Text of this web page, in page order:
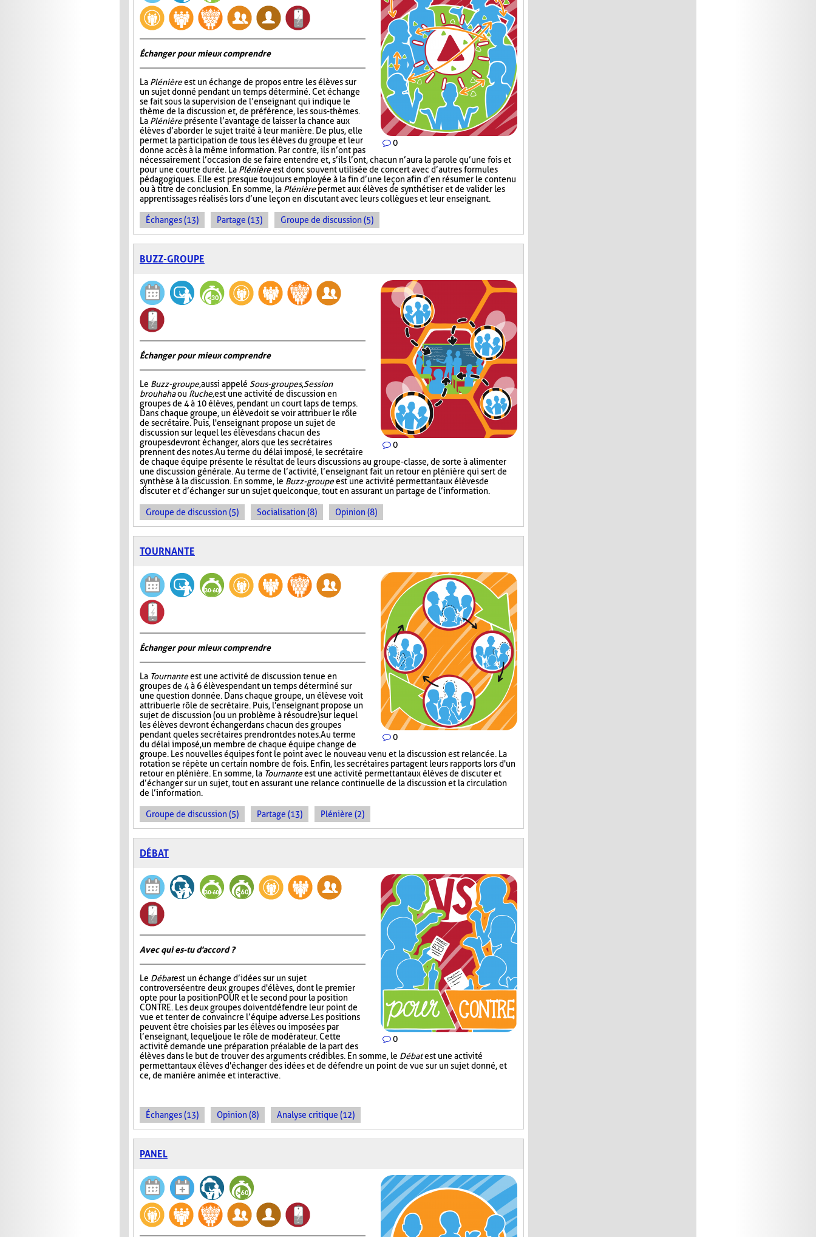
0
Échanger pour mieux comprendre
La Plénièreest un échange de propos entre les élèves sur
un sujet donné pendant un temps déterminé. Cet échange
se fait sous la supervision de l’enseignant qui indique le
thème de la discussion et, de préférence, les sous-thèmes.
La Plénièreprésente l’avantage de laisser la chance aux
élèves d’aborder le sujet traité à leur manière. De plus, elle
permet la participation de tous les élèves du groupe et leur
donne accès à la même information. Par contre, ils n’ont pas
nécessairement l’occasion de se faire entendre et, s’ils l’ont, chacun n’aura la parole qu’une fois et
pour une courte durée. La Plénièreest donc souvent utilisée de concert avec d’autres formules
pédagogiques. Elle est presque toujours employée à la fin d’une leçon afin d’en résumer le contenu
ou à titre de conclusion. En somme, la Plénièrepermet aux élèves de synthétiser et de valider les
apprentissages réalisés lors d’une leçon en discutant avec leurs collègues et leur enseignant.
Échanges (13) Partage (13) Groupe de discussion (5)
BUZZ-GROUPE
0
Échanger pour mieux comprendre
Le Buzz-groupe,aussi appelé Sous-groupes,Session
brouhahaou Ruche,est une activité de discussion en
groupes de 4 à 10 élèves, pendant un court laps de temps.
Dans chaque groupe, un élève doit se voir attribuer le rôle
de secrétaire. Puis, l'enseignant propose un sujet de
discussion sur lequel les élèves dans chacun des
groupes devront échanger, alors que les secrétaires
prennent des notes. Au terme du délai imposé, le secrétaire
de chaque équipe présente le résultat de leurs discussions au groupe-classe, de sorte à alimenter
une discussion générale. Au terme de l’activité, l’enseignant fait un retour en plénière qui sert de
synthèse à la discussion. En somme, le Buzz-groupeest une activité permettant aux élèves de
discuter et d’échanger sur un sujet quelconque, tout en assurant un partage de l’information.
Groupe de discussion (5) Socialisation (8) Opinion (8)
TOURNANTE
0
Échanger pour mieux comprendre
La Tournanteest une activité de discussion tenue en
groupes de 4 à 6 élèves pendant un temps déterminé sur
une question donnée. Dans chaque groupe, un élève se voit
attribuer le rôle de secrétaire. Puis, l'enseignant propose un
sujet de discussion (ou un problème à résoudre) sur lequel
les élèves devront échanger dans chacun des groupes
pendant que les secrétaires prendront des notes. Au terme
du délai imposé, un membre de chaque équipe change de
groupe. Les nouvelles équipes font le point avec le nouveau venu et la discussion est relancée. La
rotation se répète un certain nombre de fois. Enfin, les secrétaires partagent leurs rapports lors d'un
retour en plénière. En somme, la Tournanteest une activité permettant aux élèves de discuter et
d’échanger sur un sujet, tout en assurant une relance continuelle de la discussion et la circulation
de l’information.
Groupe de discussion (5) Partage (13) Plénière (2)
DÉBAT
0
Avec qui es-tu d'accord ?
Le Débatest un échange d’idées sur un sujet
controversé entre deux groupes d'élèves, dont le premier
opte pour la position POUR et le second pour la position
CONTRE. Les deux groupes doivent défendre leur point de
vue et tenter de convaincre l’équipe adverse. Les positions
peuvent être choisies par les élèves ou imposées par
l’enseignant, lequel joue le rôle de modérateur. Cette
activité demande une préparation préalable de la part des
élèves dans le but de trouver des arguments crédibles. En somme, le Débatest une activité
permettant aux élèves d'échanger des idées et de défendre un point de vue sur un sujet donné, et
ce, de manière animée et interactive.
Échanges (13) Opinion (8) Analyse critique (12)
PANEL